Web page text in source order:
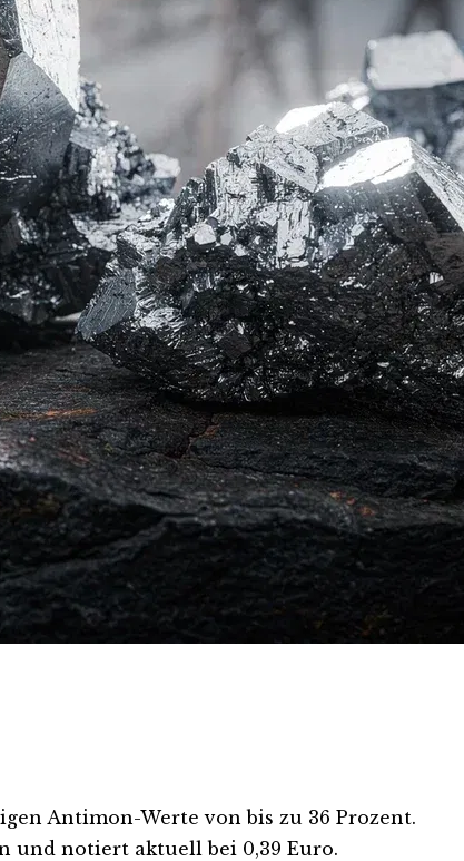
Antimon-Werte von bis zu 36 Prozent.
und notiert aktuell bei 0,39 Euro.